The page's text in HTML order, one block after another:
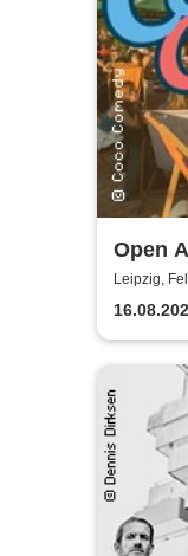
Open
Shows
Leipzig,